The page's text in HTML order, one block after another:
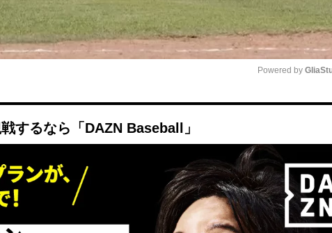
Powered by
するなら「DAZN Baseball」